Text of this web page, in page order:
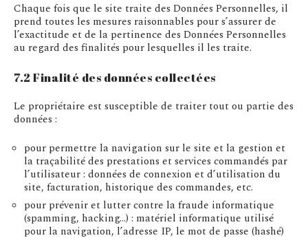
Chaque fois que le site traite des Données Personnelles, il
prend toutes les mesures raisonnables pour s’assurer de
l’exactitude et de la pertinence des Données Personnelles
au regard des finalités pour lesquelles il les traite.
7.2 Finalité des données collectées
Le propriétaire est susceptible de traiter tout ou partie des
données :
pour permettre la navigation sur le site et la gestion et
la traçabilité des prestations et services commandés par
l’utilisateur : données de connexion et d’utilisation du
site, facturation, historique des commandes, etc.
pour prévenir et lutter contre la fraude informatique
(spamming, hacking…) : matériel informatique utilisé
pour la navigation, l’adresse IP, le mot de passe (hashé)